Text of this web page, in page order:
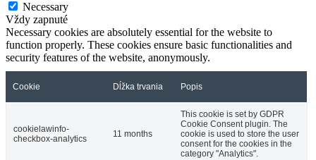
Necessary
Vždy zapnuté
Necessary cookies are absolutely essential for the website to
function properly. These cookies ensure basic functionalities and
security features of the website, anonymously.
Cookie Dĺžka trvania Popis
cookielawinfo-
checkbox-analytics
11 months
This cookie is set by GDPR
Cookie Consent plugin. The
cookie is used to store the user
consent for the cookies in the
category "Analytics".